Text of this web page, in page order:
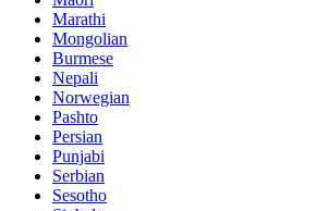
Marathi
Mongolian
Burmese
Nepali
Norwegian
Pashto
Persian
Punjabi
Serbian
Sesotho